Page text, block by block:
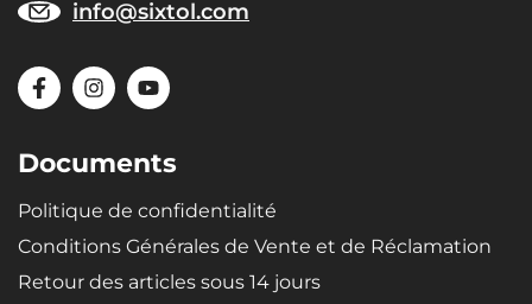
info@sixtol.com
Documents
Politique de confidentialité
Conditions Générales de Vente et de Réclamation
Retour des articles sous 14 jours